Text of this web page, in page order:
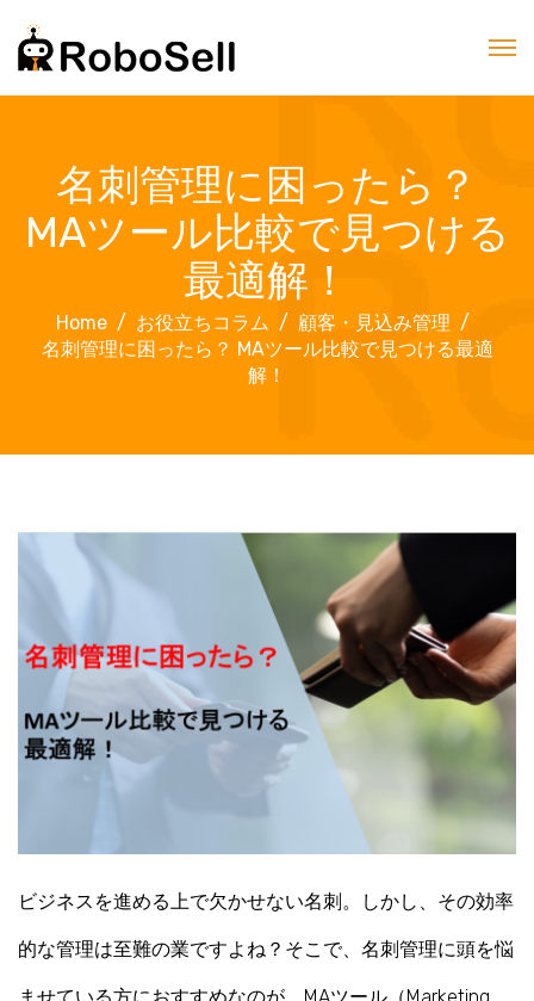
名刺管理に困ったら？
MAツール比較で見つける
最適解！
Home お役立ちコラム
顧客・見込み管理
名刺管理に困ったら？ MAツール比較で見つける最適
解！
ビジネスを進める上で欠かせない名刺。しかし、その効率
的な管理は至難の業ですよね？そこで、名刺管理に頭を悩